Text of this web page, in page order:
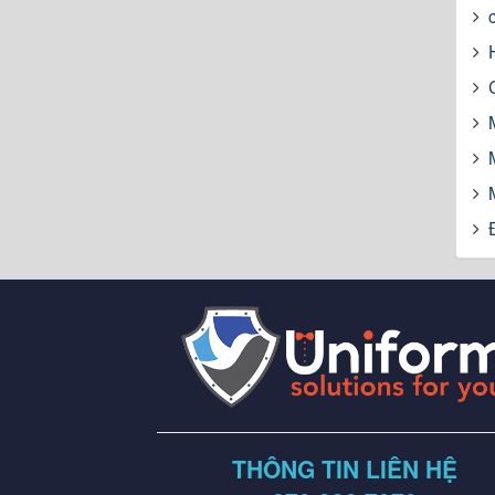
THÔNG TIN LIÊN HỆ